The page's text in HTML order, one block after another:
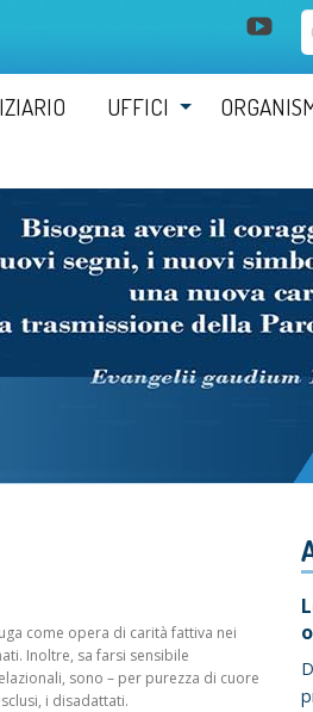
UFFICI
come opera di carità fattiva nei
Inoltre, sa farsi sensibile
sono – per purezza di cuore
i disadattati.